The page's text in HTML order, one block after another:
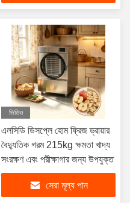
ভিডিও
এলসিডি ডিসপ্লে হোম ফ্রিজ ড্রায়ার
বৈদ্যুতিক গরম 215kg ক্ষমতা খাদ্য
সংরক্ষণ এবং পরীক্ষাগার জন্য উপযুক্ত
সেরা মূল্য পান